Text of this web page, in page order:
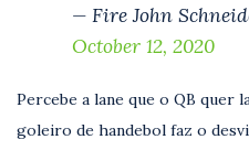
— Fire John
October 12, 2020
Percebe a lane que o QB quer
goleiro de handebol faz o